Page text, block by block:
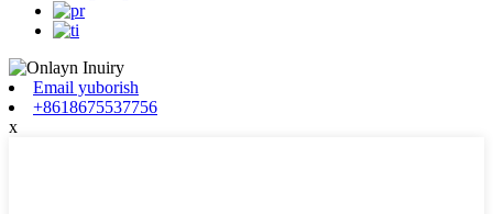
Email yuborish
+8618675537756
x